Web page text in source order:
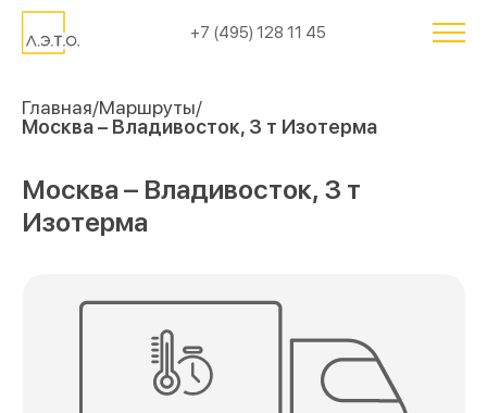
+7 (495) 128 11 45
Главная Маршруты
Москва – Владивосток, 3 т Изотерма
Москва – Владивосток, 3 т
Изотерма